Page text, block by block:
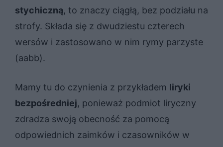
stychiczną, to znaczy ciągłą, bez podziału na
strofy. Składa się z dwudziestu czterech
wersów i zastosowano w nim rymy parzyste
(aabb).
Mamy tu do czynienia z przykładem liryki
bezpośredniej, ponieważ podmiot liryczny
zdradza swoją obecność za pomocą
odpowiednich zaimków i czasowników w